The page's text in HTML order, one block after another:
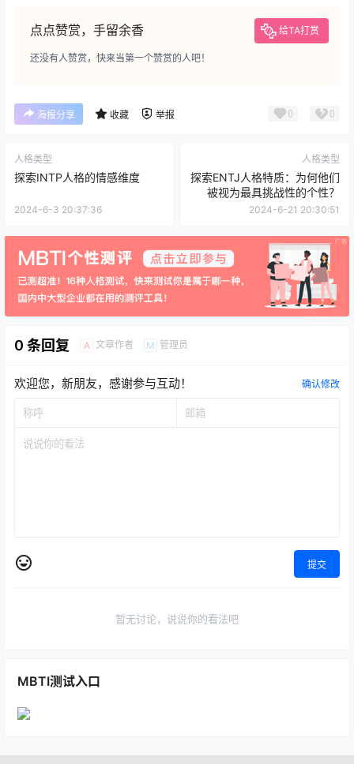
点点赞赏，手留余香 给TA打赏
还没有人赞赏，快来当第一个赞赏的人吧！
海报分享 收藏 举报 0 0
人格类型
探索INTP人格的情感维度
2024-6-3 20:37:36
人格类型
探索ENTJ人格特质：为何他们
被视为最具挑战性的个性？
2024-6-21 20:30:51
0 条回复 A 文章作者 M 管理员
欢迎您，新朋友，感谢参与互动！ 确认修改
提交
暂无讨论，说说你的看法吧
MBTI测试入口